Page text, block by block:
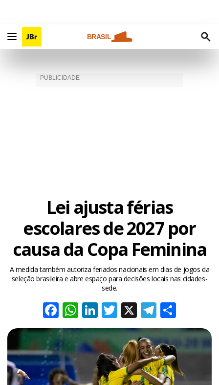
BRASIL
Lei ajusta férias
escolares de 2027 por
causa da Copa Feminina
A medida também autoriza feriados nacionais em dias de jogos da
seleção brasileira e abre espaço para decisões locais nas cidades-
sede.
Facebook
WhatsApp
LinkedIn
Twitter
X